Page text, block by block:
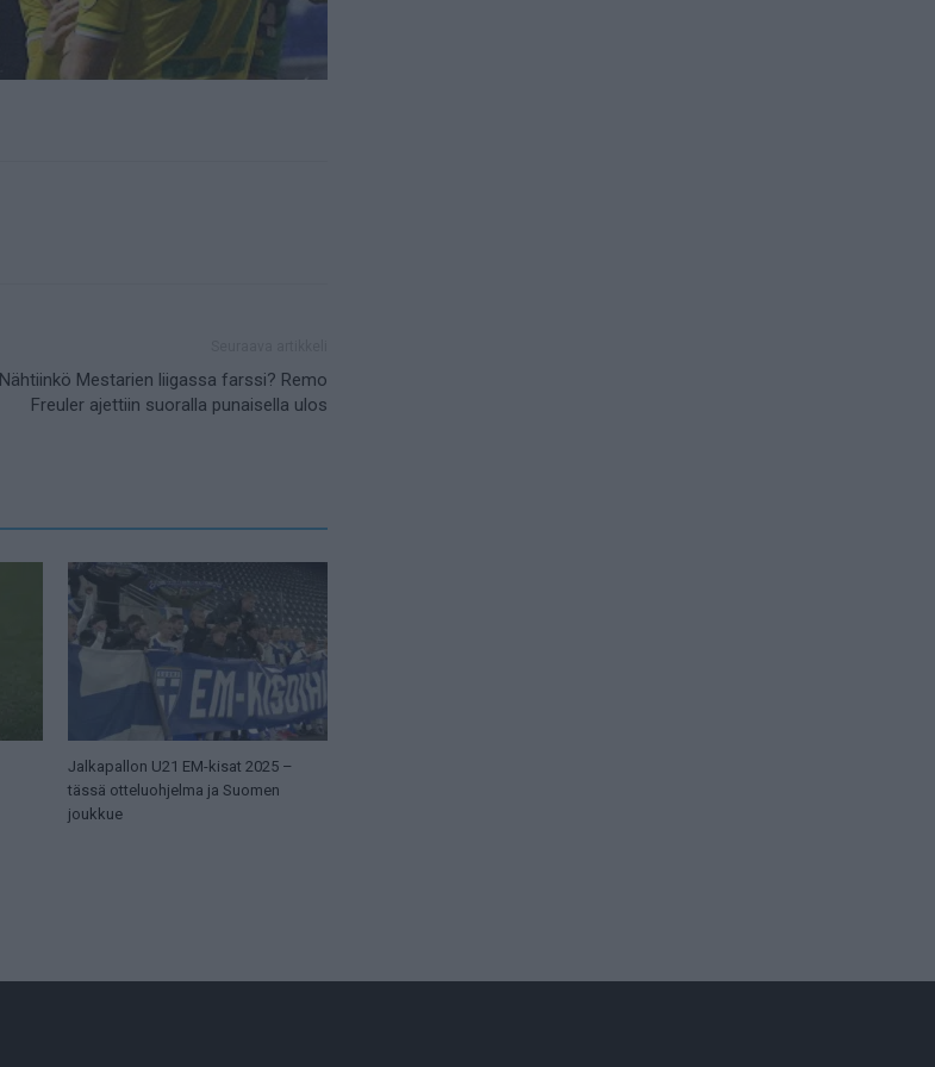
Nähtiinkö Mestarien liigassa farssi? Remo
Freuler ajettiin suoralla punaisella ulos
Jalkapallon U21 EM-kisat 2025 –
tässä otteluohjelma ja Suomen
joukkue